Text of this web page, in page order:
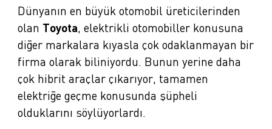
Dünyanın en büyük otomobil üreticilerinden
olan Toyota , elektrikli otomobiller konusuna
diğer markalara kıyasla çok odaklanmayan bir
firma olarak biliniyordu. Bunun yerine daha
çok hibrit araçlar çıkarıyor, tamamen
elektriğe geçme konusunda şüpheli
olduklarını söylüyorlardı.